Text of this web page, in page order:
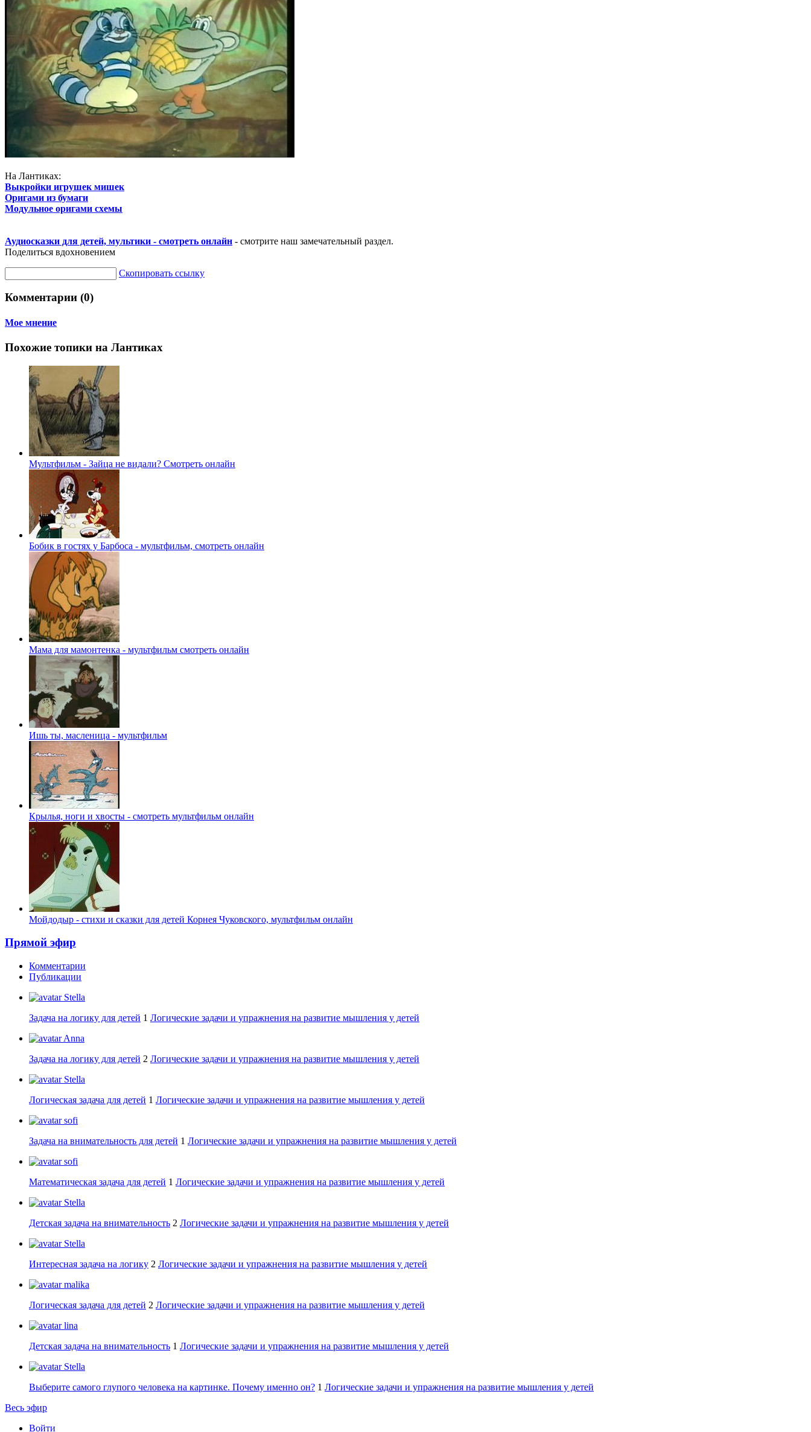
На Лантиках:
Выкройки игрушек мишек
Оригами из бумаги
Модульное оригами схемы
Аудиосказки для детей, мультики - смотреть онлайн - смотрите наш замечательный раздел.
Поделиться вдохновением
Скопировать ссылку
Комментарии (0)
Мое мнение
Похожие топики на Лантиках
Мультфильм - Зайца не видали? Смотреть онлайн
Бобик в гостях у Барбоса - мультфильм, смотреть онлайн
Мама для мамонтенка - мультфильм смотреть онлайн
Ишь ты, масленица - мультфильм
Крылья, ноги и хвосты - смотреть мультфильм онлайн
Мойдодыр - стихи и сказки для детей Корнея Чуковского, мультфильм онлайн
Прямой эфир
Комментарии
Публикации
Stella
Задача на логику для детей 1 Логические задачи и упражнения на развитие мышления у детей
Anna
Задача на логику для детей 2 Логические задачи и упражнения на развитие мышления у детей
Stella
Логическая задача для детей 1 Логические задачи и упражнения на развитие мышления у детей
sofi
Задача на внимательность для детей 1 Логические задачи и упражнения на развитие мышления у детей
sofi
Математическая задача для детей 1 Логические задачи и упражнения на развитие мышления у детей
Stella
Детская задача на внимательность 2 Логические задачи и упражнения на развитие мышления у детей
Stella
Интересная задача на логику 2 Логические задачи и упражнения на развитие мышления у детей
malika
Логическая задача для детей 2 Логические задачи и упражнения на развитие мышления у детей
lina
Детская задача на внимательность 1 Логические задачи и упражнения на развитие мышления у детей
Stella
Выберите самого глупого человека на картинке. Почему именно он? 1 Логические задачи и упражнения на развитие мышления у детей
Весь эфир
Войти